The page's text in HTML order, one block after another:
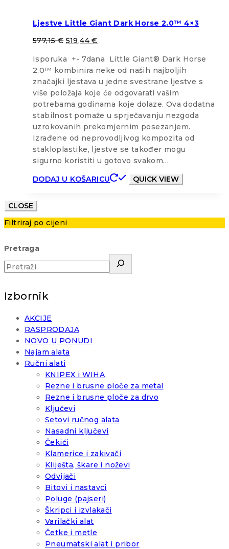
Ljestve Little Giant Dark Horse 2.0™ 4×3
577,15€ 519,44€
Isporuka +- 7dana Little Giant® Dark Horse
2.0™ kombinira neke od naših najboljih
značajki ljestava u jedne svestrane ljestve s
više položaja koje će odgovarati vašim
potrebama godinama koje dolaze. Ova dodatna
stabilnost pomaže u sprječavanju nezgoda
uzrokovanih prekomjernim posezanjem.
Izrađene od neprovodljivog kompozita od
stakloplastike, ljestve se također mogu
sigurno koristiti u gotovo svakom…
DODAJ U KOŠARICU
QUICK VIEW
CLOSE
Filtriraj po cijeni
Pretraga
Izbornik
AKCIJE
RASPRODAJA
NOVO U PONUDI
Najam alata
Ručni alati
KNIPEX i WIHA
Rezne i brusne ploče za metal
Rezne i brusne ploče za drvo
Ključevi
Setovi ručnog alata
Nasadni ključevi
Čekići
Klamerice i zakivači
Kliješta, škare i noževi
Odvijači
Bitovi i nastavci
Poluge (pajseri)
Škripci i izvlakači
Varilački alat
Četke i metle
Pneumatski alat i pribor